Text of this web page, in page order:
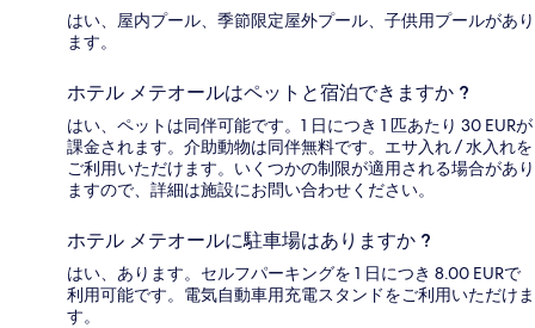
はい、屋内プール、季節限定屋外プール、子供用プールがあり
ます。
ホテル メテオールはペットと宿泊できますか ?
はい、ペットは同伴可能です。1 日につき 1 匹あたり 30 EURが
課金されます。介助動物は同伴無料です。エサ入れ / 水入れを
ご利用いただけます。いくつかの制限が適用される場合があり
ますので、詳細は施設にお問い合わせください。
ホテル メテオールに駐車場はありますか ?
はい、あります。セルフパーキングを 1 日につき 8.00 EURで
利用可能です。電気自動車用充電スタンドをご利用いただけま
す。